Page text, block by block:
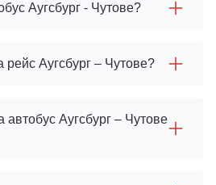
Аугсбург - Чутове?
рейс Аугсбург – Чутове?
автобус Аугсбург – Чутове